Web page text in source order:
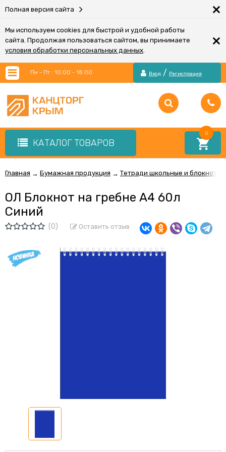
Полная версия сайта ×
Мы используем cookies для быстрой и удобной работы
сайта. Продолжая пользоваться сайтом, вы принимаете
условия обработки персональных данных.
×
Пн - Пт : 10:00 - 18:00 Вход / Регистрация
КАТАЛОГ ТОВАРОВ
0
Главная → Бумажная продукция → Тетради школьные и блокноты
ОЛ Блокнот на гребне А4 60л
Синий
(0) Оставить отзыв